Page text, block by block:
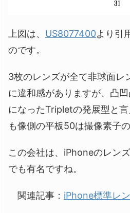
上図は、 US8077400より引
のです。
3枚のレンズが全て非球面レ
に違和感がありますが、凸
になったTripletの発展型と
も像側の平板50は撮像素子
この会社は、iPhoneのレン
でも有名ですね。
関連記事： iPhone標準レ